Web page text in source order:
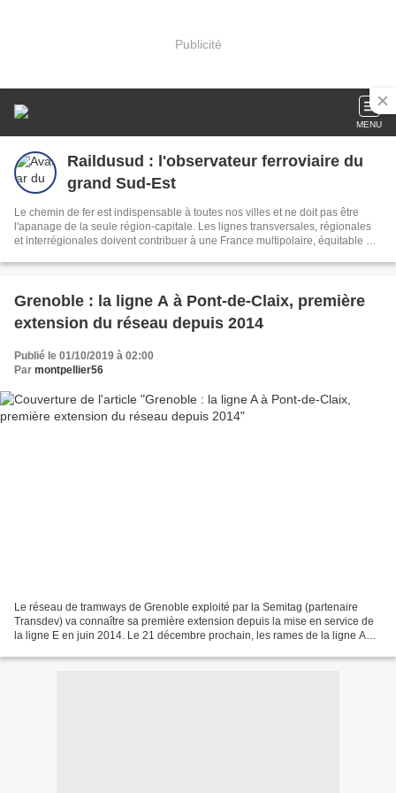
Publicité
MENU
Raildusud : l'observateur ferroviaire du
grand Sud-Est
Le chemin de fer est indispensable à toutes nos villes et ne doit pas être
l'apanage de la seule région-capitale. Les lignes transversales, régionales
et interrégionales doivent contribuer à une France multipolaire, équitable au
Grenoble : la ligne A à Pont-de-Claix, première
extension du réseau depuis 2014
Publié le 01/10/2019 à 02:00
Par montpellier56
Le réseau de tramways de Grenoble exploité par la Semitag (partenaire
Transdev) va connaître sa première extension depuis la mise en service de
la ligne E en juin 2014. Le 21 décembre prochain, les rames de la ligne A